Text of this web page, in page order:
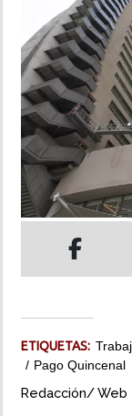
DEPORTES
MUNDO
INSÓLITAS
MULTIMEDIA
IMPRESO
ETIQUETAS:
Pago Quincenal
Redacción/ Web